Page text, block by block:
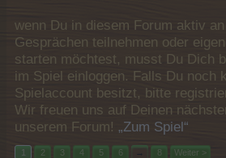
wenn Du in diesem Forum aktiv
Gesprächen teilnehmen oder
starten möchtest, musst Du Dich
im Spiel einloggen. Falls Du noch
Spielaccount besitzt, bitte
Wir freuen uns auf Deinen
unserem Forum! „Zum Spiel“
1 2 3 4 5 6 → 8 Weiter >